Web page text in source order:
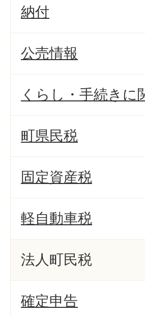
納付
公売情報
くらし・手続きに
町県民税
固定資産税
軽自動車税
法人町民税
確定申告